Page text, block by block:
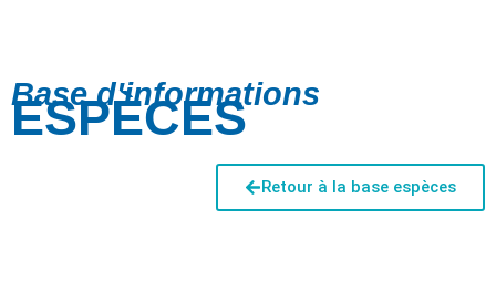
Base d'informations
ESPÈCES
Retour à la base espèces